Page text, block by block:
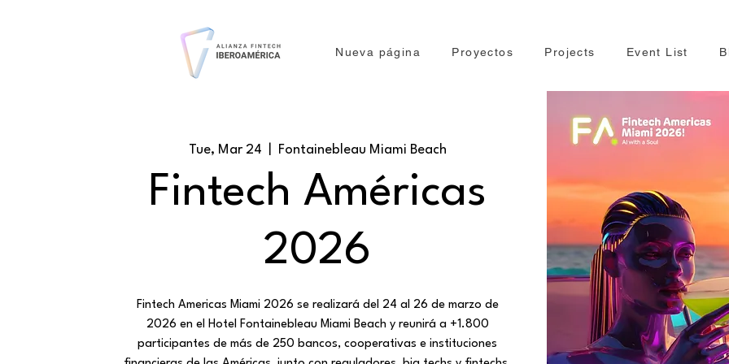
Nueva página Proyectos Projects Event List
Tue, Mar 24 Fontainebleau Miami Beach
Fintech Américas
2026
Fintech Americas Miami 2026 se realizará del 24 al 26 de marzo de
2026 en el Hotel Fontainebleau Miami Beach y reunirá a +1.800
participantes de más de 250 bancos, cooperativas e instituciones